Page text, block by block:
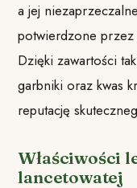
a jej
potwierdzone przez
Dzięki zawartości
garbniki oraz kwas
reputację
Właściwości
lancetowatej